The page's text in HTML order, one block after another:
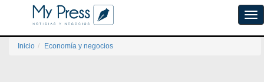
Inicio Economía y negocios